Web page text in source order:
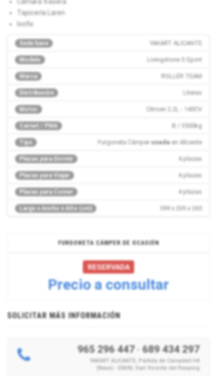
Tapicería Laren
Isofix
Sede base YAKART ALICANTE
Modelo Livingstone 5 Sport
Marca ROLLER TEAM
Distribución Literas
Motor Citroen 2.2L - 140CV
Carnet / PMA B / 3500kg
Tipo Furgoneta Cámperusadaen Alicante
Plazas para Dormir 4 plazas
Plazas para Viajar 4 plazas
Plazas para Comer 4 plazas
Largo x Ancho x Alto (cm) 599 x 205 x 265
FURGONETA CÁMPER DE OCASIÓN
RESERVADA
Precio a consultar
SOLICITAR MÁS INFORMACIÓN
965 296 447·689 434 297
YAKART ALICANTE, Partida de Canastell H4
(Nave) - 03690, San Vicente del Raspeig